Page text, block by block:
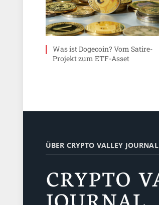
Was ist Dogecoin? Vom Satire-
Projekt zum ETF-Asset
ÜBER CRYPTO VALLEY JOURNAL